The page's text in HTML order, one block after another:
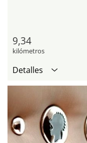
9,34
kilómetros
Detalles